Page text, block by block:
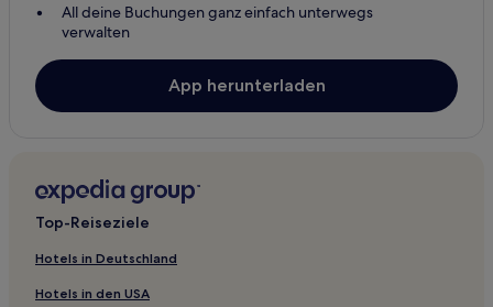
All deine Buchungen ganz einfach unterwegs
verwalten
App herunterladen
Top-Reiseziele
Hotels in Deutschland
Hotels in den USA